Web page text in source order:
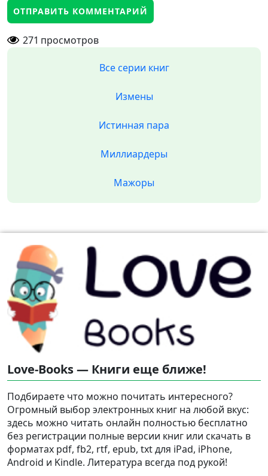
271 просмотров
Все серии книг
Измены
Истинная пара
Миллиардеры
Мажоры
Love-Books — Книги еще ближе!
Подбираете что можно почитать интересного?
Огромный выбор электронных книг на любой вкус:
здесь можно читать онлайн полностью бесплатно
без регистрации полные версии книг или скачать в
форматах pdf, fb2, rtf, epub, txt для iPad, iPhone,
Android и Kindle. Литература всегда под рукой!